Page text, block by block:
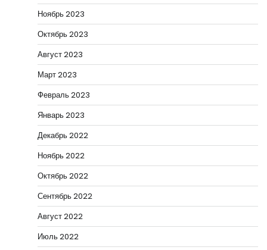
Ноябрь 2023
Октябрь 2023
Август 2023
Март 2023
Февраль 2023
Январь 2023
Декабрь 2022
Ноябрь 2022
Октябрь 2022
Сентябрь 2022
Август 2022
Июль 2022